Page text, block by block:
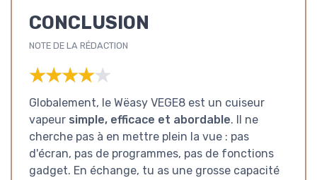
CONCLUSION
NOTE DE LA RÉDACTION
★★★★★
★★★★★
Globalement, le Wëasy VEGE8 est un cuiseur
vapeur simple, efficace et abordable. Il ne
cherche pas à en mettre plein la vue : pas
d'écran, pas de programmes, pas de fonctions
gadget. En échange, tu as une grosse capacité